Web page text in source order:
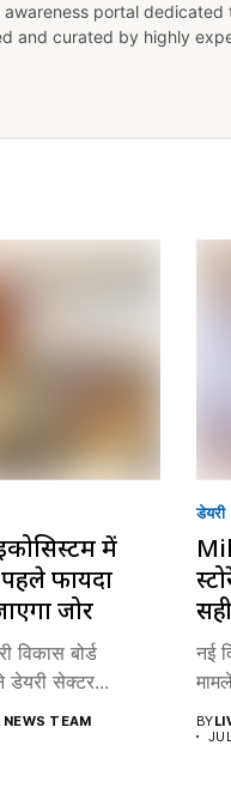
portal
and curated by highly
में
फायदा
जोर
विकास बोर्ड
डेयरी सेक्टर...
TEAM
डेयरी
नई
BY